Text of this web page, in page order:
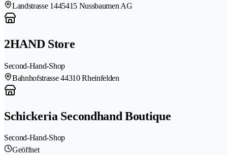
Landstrasse 1445415 Nussbaumen AG
2HAND Store
Second-Hand-Shop
Bahnhofstrasse 44310 Rheinfelden
Schickeria Secondhand Boutique
Second-Hand-Shop
Geöffnet